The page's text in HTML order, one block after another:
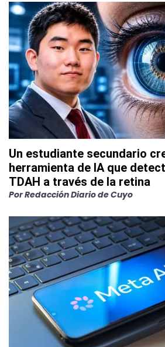
Un estudiante secundario
herramienta de IA que
TDAH a través de la retina
PorRedacción Diario de Cuyo